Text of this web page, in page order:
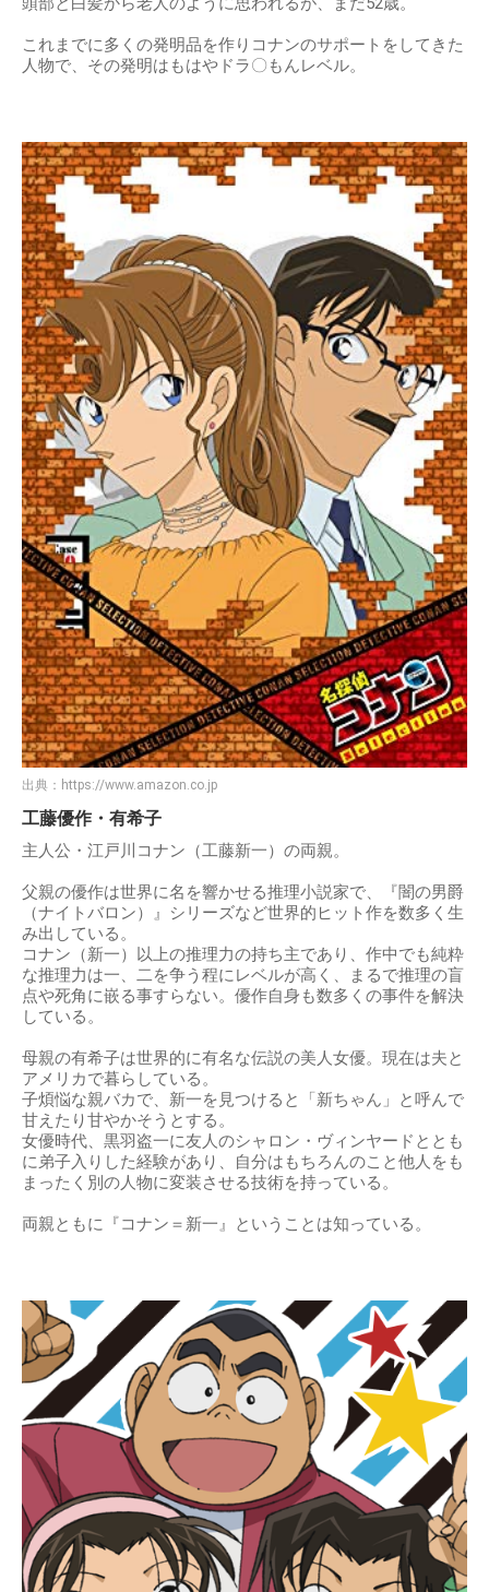
これまでに多くの発明品を作りコナンのサポートをしてきた
人物で、その発明はもはやドラ〇もんレベル。
出典： https://www.amazon.co.jp
工藤優作・有希子
主人公・江戸川コナン（工藤新一）の両親。
父親の優作は世界に名を響かせる推理小説家で、『闇の男爵
（ナイトバロン）』シリーズなど世界的ヒット作を数多く生
み出している。
コナン（新一）以上の推理力の持ち主であり、作中でも純粋
な推理力は一、二を争う程にレベルが高く、まるで推理の盲
点や死角に嵌る事すらない。優作自身も数多くの事件を解決
している。
母親の有希子は世界的に有名な伝説の美人女優。現在は夫と
アメリカで暮らしている。
子煩悩な親バカで、新一を見つけると「新ちゃん」と呼んで
甘えたり甘やかそうとする。
女優時代、黒羽盗一に友人のシャロン・ヴィンヤードととも
に弟子入りした経験があり、自分はもちろんのこと他人をも
まったく別の人物に変装させる技術を持っている。
両親ともに『コナン＝新一』ということは知っている。